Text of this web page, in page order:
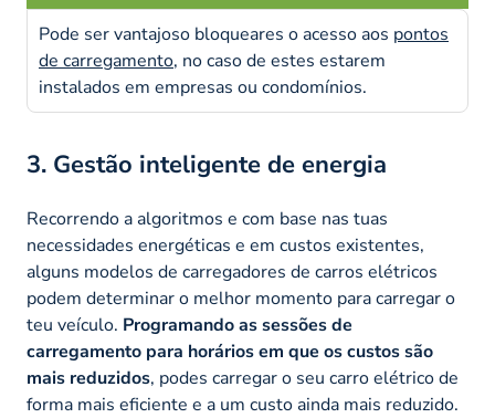
Pode ser vantajoso bloqueares o acesso aos pontos
de carregamento, no caso de estes estarem
instalados em empresas ou condomínios.
3. Gestão inteligente de energia
Recorrendo a algoritmos e com base nas tuas
necessidades energéticas e em custos existentes,
alguns modelos de carregadores de carros elétricos
podem determinar o melhor momento para carregar o
teu veículo. Programando as sessões de
carregamento para horários em que os custos são
mais reduzidos, podes carregar o seu carro elétrico de
forma mais eficiente e a um custo ainda mais reduzido.